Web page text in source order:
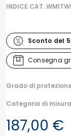
INDICE CAT.
Sconto del
Consegna
Grado di
Categoria di
187,00 €